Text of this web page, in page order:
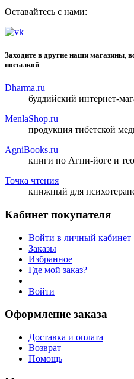
Оставайтесь с нами:
Заходите в другие наши магазины,
посылкой
Dharma.ru
буддийский интернет-
MenlaShop.ru
продукция тибетской
AgniBooks.ru
книги по Агни-йоге и
Точка чтения
книжный для
Кабинет покупателя
Войти в личный кабинет
Заказы
Избранное
Где мой заказ?
Войти
Оформление заказа
Доставка и оплата
Возврат
Помощь